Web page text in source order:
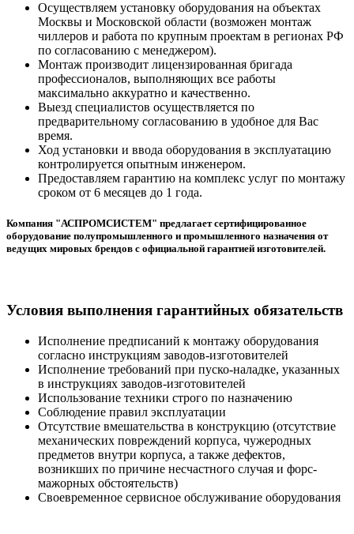
Осуществляем установку оборудования на объектах
Москвы и Московской области (возможен монтаж
чиллеров и работа по крупным проектам в регионах РФ
по согласованию с менеджером).
Монтаж производит лицензированная бригада
профессионалов, выполняющих все работы
максимально аккуратно и качественно.
Выезд специалистов осуществляется по
предварительному согласованию в удобное для Вас
время.
Ход установки и ввода оборудования в эксплуатацию
контролируется опытным инженером.
Предоставляем гарантию на комплекс услуг по монтажу
сроком от 6 месяцев до 1 года.
Компания "АСПРОМСИСТЕМ" предлагает сертифицированное
оборудование полупромышленного и промышленного назначения от
ведущих мировых брендов с официальной гарантией изготовителей.
Условия выполнения гарантийных обязательств
Исполнение предписаний к монтажу оборудования
согласно инструкциям заводов-изготовителей
Исполнение требований при пуско-наладке, указанных
в инструкциях заводов-изготовителей
Использование техники строго по назначению
Соблюдение правил эксплуатации
Отсутствие вмешательства в конструкцию (отсутствие
механических повреждений корпуса, чужеродных
предметов внутри корпуса, а также дефектов,
возникших по причине несчастного случая и форс-
мажорных обстоятельств)
Своевременное сервисное обслуживание оборудования